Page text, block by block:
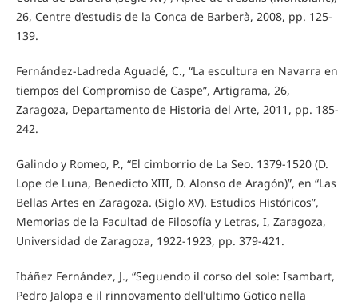
26, Centre d’estudis de la Conca de Barberà, 2008, pp. 125-
139.
Fernández-Ladreda Aguadé, C., “La escultura en Navarra en
tiempos del Compromiso de Caspe”, Artigrama, 26,
Zaragoza, Departamento de Historia del Arte, 2011, pp. 185-
242.
Galindo y Romeo, P., “El cimborrio de La Seo. 1379-1520 (D.
Lope de Luna, Benedicto XIII, D. Alonso de Aragón)”, en “Las
Bellas Artes en Zaragoza. (Siglo XV). Estudios Históricos”,
Memorias de la Facultad de Filosofía y Letras, I, Zaragoza,
Universidad de Zaragoza, 1922-1923, pp. 379-421.
Ibáñez Fernández, J., “Seguendo il corso del sole: Isambart,
Pedro Jalopa e il rinnovamento dell’ultimo Gotico nella